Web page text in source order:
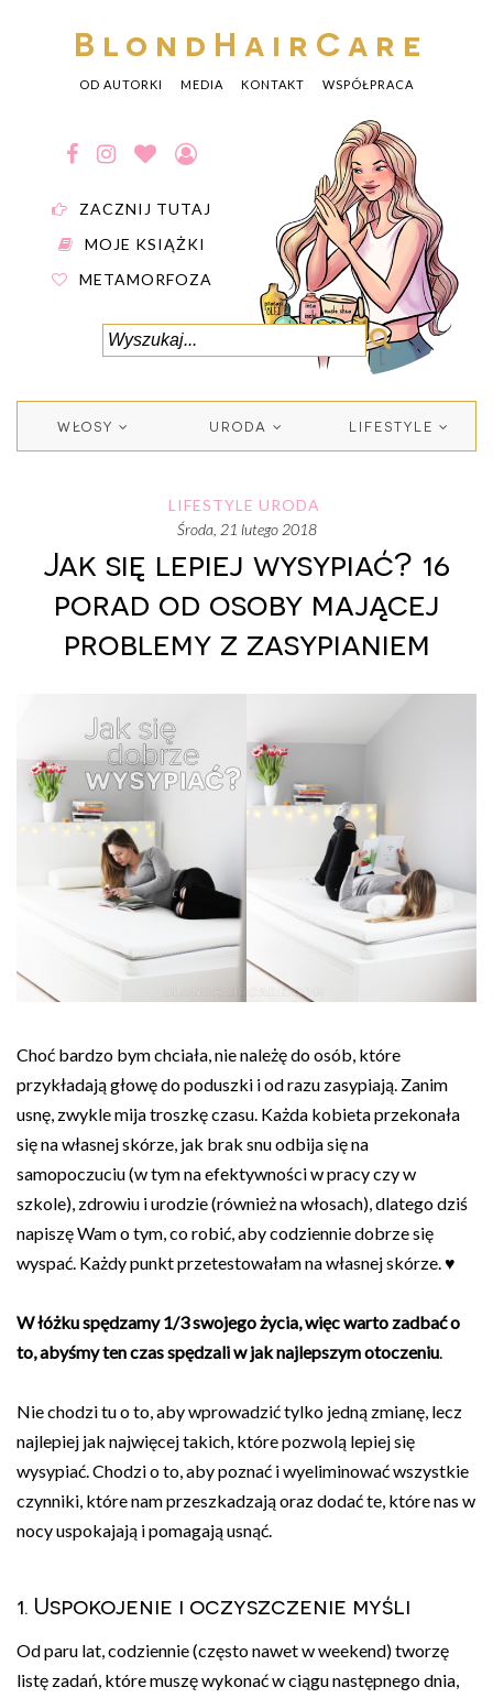
BlondHairCare
OD AUTORKI MEDIA KONTAKT WSPÓŁPRACA
ZACZNIJ TUTAJ
MOJE KSIĄŻKI
METAMORFOZA
WŁOSY URODA LIFESTYLE
LIFESTYLE URODA
środa, 21 lutego 2018
Jak się lepiej wysypiać? 16
porad od osoby mającej
problemy z zasypianiem
Choć bardzo bym chciała, nie należę do osób, które
przykładają głowę do poduszki i od razu zasypiają. Zanim
usnę, zwykle mija troszkę czasu. Każda kobieta przekonała
się na własnej skórze, jak brak snu odbija się na
samopoczuciu (w tym na efektywności w pracy czy w
szkole), zdrowiu i urodzie (również na włosach), dlatego dziś
napiszę Wam o tym, co robić, aby codziennie dobrze się
wyspać. Każdy punkt przetestowałam na własnej skórze. ♥
W łóżku spędzamy 1/3 swojego życia, więc warto zadbać o
to, abyśmy ten czas spędzali w jak najlepszym otoczeniu.
Nie chodzi tu o to, aby wprowadzić tylko jedną zmianę, lecz
najlepiej jak najwięcej takich, które pozwolą lepiej się
wysypiać. Chodzi o to, aby poznać i wyeliminować wszystkie
czynniki, które nam przeszkadzają oraz dodać te, które nas w
nocy uspokajają i pomagają usnąć.
1. Uspokojenie i oczyszczenie myśli
Od paru lat, codziennie (często nawet w weekend) tworzę
listę zadań, które muszę wykonać w ciągu następnego dnia,